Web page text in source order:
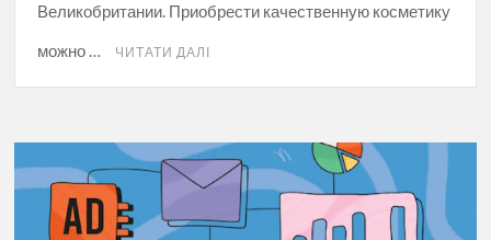
Великобритании. Приобрести качественную косметику
можно …
ЧИТАТИ ДАЛІ